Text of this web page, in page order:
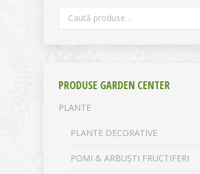
PRODUSE GARDEN CENTER
PLANTE
PLANTE DECORATIVE
POMI & ARBUȘTI FRUCTIFERI